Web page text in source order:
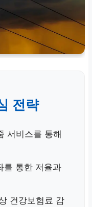
전략
서비스를 통해
를 통한 저율과
건강보험료 감